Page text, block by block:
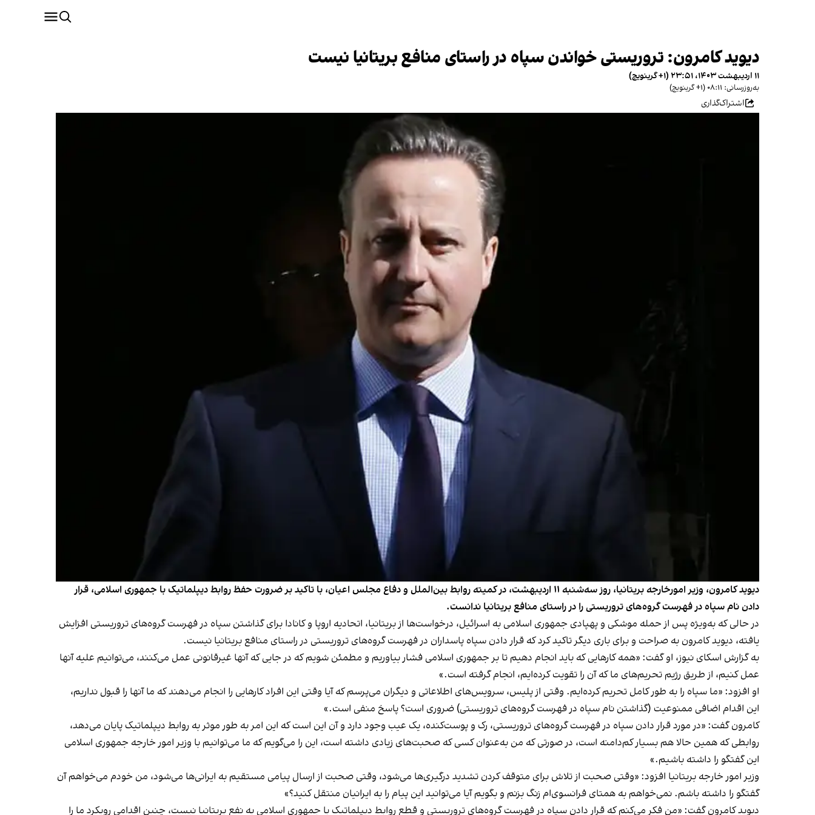
دیوید کامرون: تروریستی خواندن سپاه در راستای منافع بریتانیا نیست
۱۱ اردیبهشت ۱۴۰۳، ۲۳:۵۱ (‎+۱ گرینویچ)
به‌روزرسانی: ۰۸:۱۱ (‎+۱ گرینویچ)
اشتراک‌گذاری
دیوید کامرون، وزیر امورخارجه بریتانیا، روز سه‌شنبه ۱۱ اردیبهشت، در کمیته روابط بین‌الملل و دفاع مجلس اعیان، با تاکید بر ضرورت حفظ روابط دیپلماتیک با جمهوری اسلامی، قرار
دادن نام سپاه در فهرست گروه‌های تروریستی را در راستای منافع بریتانیا ندانست.
در حالی که به‌ویژه پس از حمله موشکی و پهپادی جمهوری اسلامی به اسرائیل، درخواست‌ها از بریتانیا، اتحادیه اروپا و کانادا برای گذاشتن سپاه در فهرست گروه‌های تروریستی افزایش
یافته، دیوید کامرون به صراحت و برای باری دیگر تاکید کرد که قرار دادن سپاه پاسداران در فهرست گروه‌های تروریستی در راستای منافع بریتانیا نیست.
به گزارش اسکای نیوز، او گفت: «همه کارهایی که باید انجام دهیم تا بر جمهوری اسلامی فشار بیاوریم و مطمئن شویم که در جایی که آنها غیرقانونی عمل می‌کنند، می‌توانیم علیه آنها
عمل کنیم، از طریق رژیم تحریم‌های ما که آن را تقویت کرده‌ایم، انجام گرفته است.»
او افزود: «ما سپاه را به طور کامل تحریم کرده‌ایم. وقتی از پلیس، سرویس‌های اطلاعاتی و دیگران می‌پرسم که آیا وقتی این افراد کارهایی را انجام می‌دهند که ما آنها را قبول نداریم،
این اقدام اضافی ممنوعیت (گذاشتن نام سپاه در فهرست گروه‌های تروریستی) ضروری است؟ پاسخ منفی است.»
کامرون گفت: «در مورد قرار دادن سپاه در فهرست گروه‌های تروریستی، رک و پوست‌کنده، یک عیب وجود دارد و آن این است که این امر به طور موثر به روابط دیپلماتیک پایان می‌دهد،
روابطی که همین حالا هم بسیار کم‌دامنه است، در صورتی که من به‌عنوان کسی که صحبت‌های زیادی داشته است، این را می‌گویم که ما می‌توانیم با وزیر امور خارجه جمهوری اسلامی
این گفتگو را داشته باشیم.»
وزیر امور خارجه بریتانیا افزود: «وقتی صحبت از تلاش برای متوقف کردن تشدید درگیری‌ها می‌شود، وقتی صحبت از ارسال پیامی مستقیم به ایرانی‌ها می‌شود، من خودم می‌خواهم آن
گفتگو را داشته باشم. نمی‌خواهم به همتای فرانسوی‌ام زنگ بزنم و بگویم آیا می‌توانید این پیام را به ایرانیان منتقل کنید؟»
دیوید کامرون گفت: «من فکر می‌کنم که قرار دادن سپاه در فهرست گروه‌های تروریستی و قطع روابط دیپلماتیک با جمهوری اسلامی به نفع بریتانیا نیست، چنین اقدامی رویکرد ما را